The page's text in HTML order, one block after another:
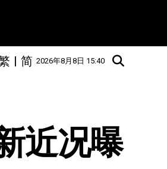
2026年8月8日 15:40
简
|
近况曝